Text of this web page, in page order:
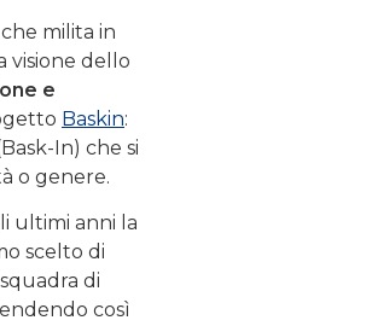
milita in
visione dello
e
Baskin:
In) che si
o genere.
ultimi anni la
scelto di
di
così